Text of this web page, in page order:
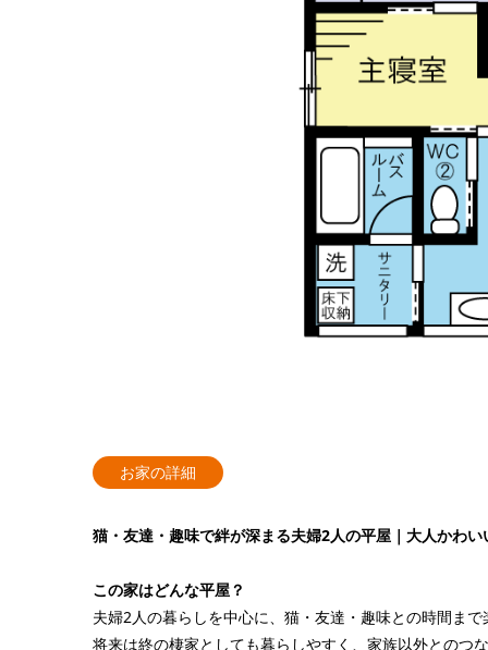
お家の詳細
猫・友達・趣味で絆が深まる夫婦2人の平屋｜大人かわ
この家はどんな平屋？
夫婦2人の暮らしを中心に、猫・友達・趣味との時間ま
将来は終の棲家としても暮らしやすく、家族以外とのつ